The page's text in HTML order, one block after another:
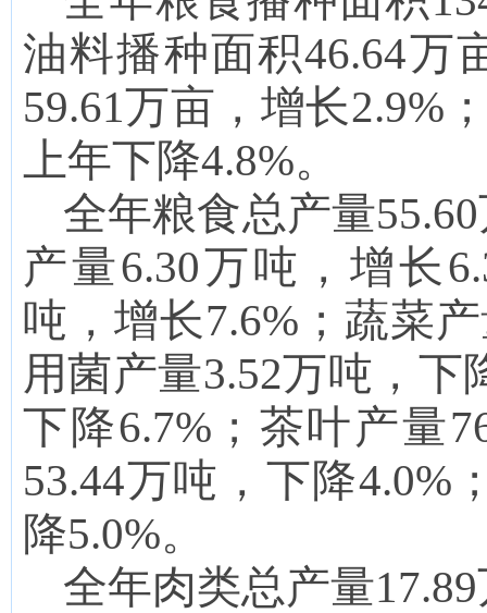
油料播种面积46.64万
59.61万亩 ， 增长2.9%
上年下降4.8%。
全年粮食总产量55.60
产量6.30万吨，增长
吨，增长7.6%；蔬菜
用菌产量3.52万吨，下
下降6.7% ； 茶叶产量7
53.44万吨，下降4.0%
降5.0%。
全年肉类总产量17.89